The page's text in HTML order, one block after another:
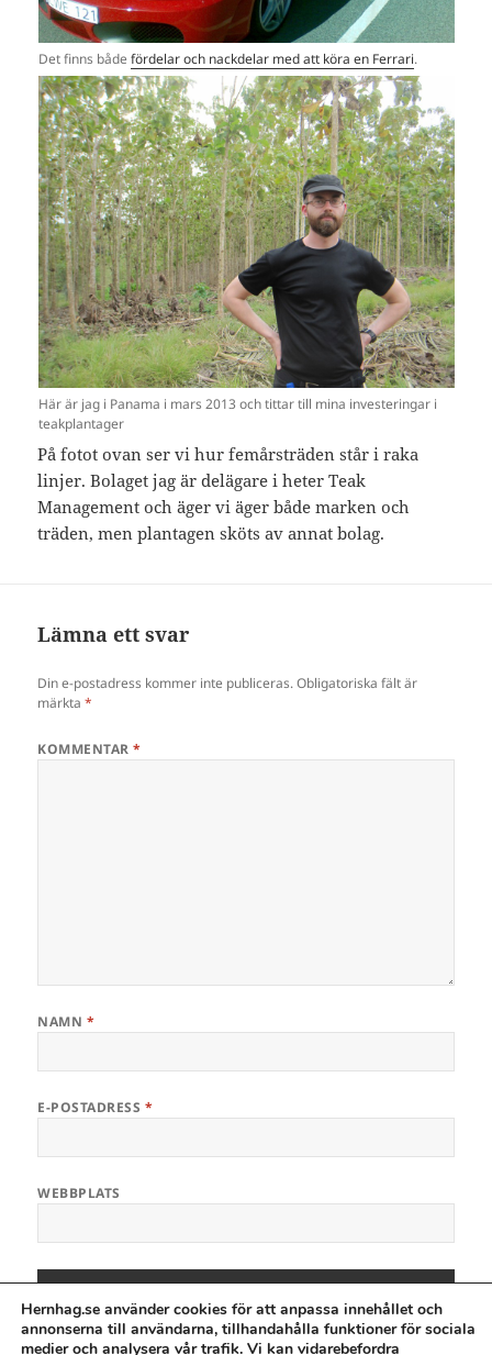
Det finns både fördelar och nackdelar med att köra en Ferrari.
Här är jag i Panama i mars 2013 och tittar till mina investeringar i
teakplantager
På fotot ovan ser vi hur femårsträden står i raka
linjer. Bolaget jag är delägare i heter Teak
Management och äger vi äger både marken och
träden, men plantagen sköts av annat bolag.
Lämna ett svar
Din e-postadress kommer inte publiceras. Obligatoriska fält är
märkta*
KOMMENTAR*
NAMN *
E-POSTADRESS *
WEBBPLATS
(Spamcheck Enabled)
Hernhag.se använder cookies för att anpassa innehållet och
annonserna till användarna, tillhandahålla funktioner för sociala
medier och analysera vår trafik. Vi kan vidarebefordra